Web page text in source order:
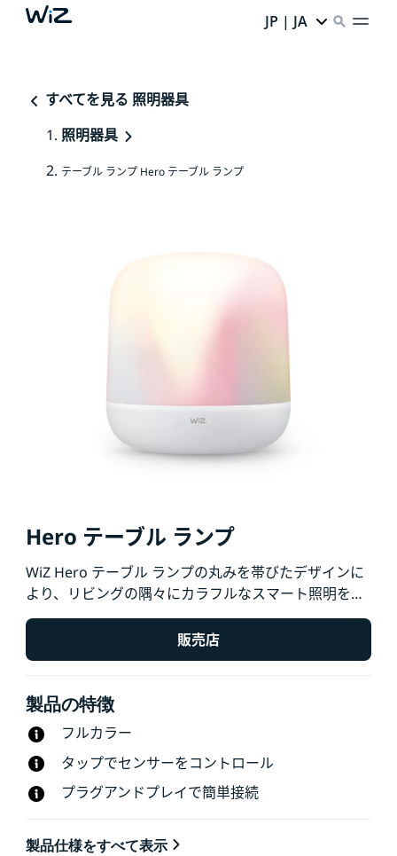
JP | JA
すべてを見る 照明器具
照明器具
テーブル ランプ Hero テーブル ランプ
Hero テーブル ランプ
WiZ Hero テーブル ランプの丸みを帯びたデザインに
より、リビングの隅々にカラフルなスマート照明を取
り入れられます。Wi-Fi 環境で WiZ アプリや音声を使
用して、明るさを調整したり、事前設定された照明モ
ードを使用したりできます。
販売店
製品の特徴
フルカラー
タップでセンサーをコントロール
プラグアンドプレイで簡単接続
製品仕様をすべて表示